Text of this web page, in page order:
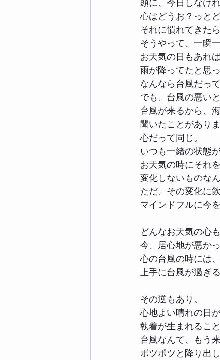
頭に、今日しなけ
心はどうお？っと
それに慣れてきた
そうやって、一瞬
お天気の日もあれ
雨が降ってたと思
なんなら台風だっ
でも、台風の悪い
台風が来るから、
聞いたことがあり
心だって同じ。
いつも一緒の状態
お天気の時にそれ
変化しないものな
ただ、その変化に
マインドフルに今
どんなお天気の心
今、居心地が悪か
心の台風の時には
上手に台風が過ぎ
その逆もあり。
心地よい晴れの日
執着が生まれるこ
台風なんて、もう
ポツポツと降り出